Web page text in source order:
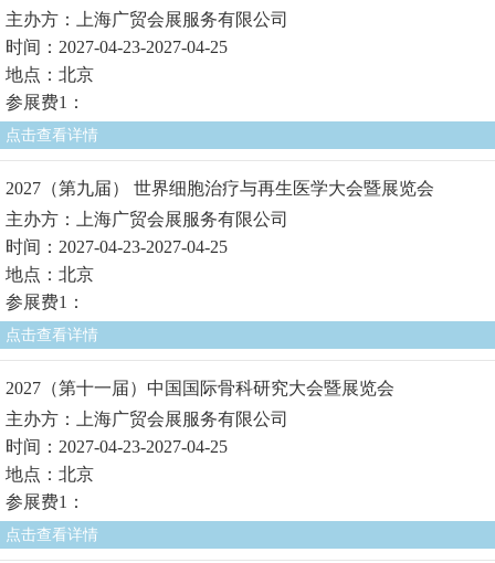
主办方：上海广贸会展服务有限公司
时间：2027-04-23-2027-04-25
地点：北京
参展费1：
点击查看详情
2027（第九届） 世界细胞治疗与再生医学大会暨展览会
主办方：上海广贸会展服务有限公司
时间：2027-04-23-2027-04-25
地点：北京
参展费1：
点击查看详情
2027（第十一届）中国国际骨科研究大会暨展览会
主办方：上海广贸会展服务有限公司
时间：2027-04-23-2027-04-25
地点：北京
参展费1：
点击查看详情